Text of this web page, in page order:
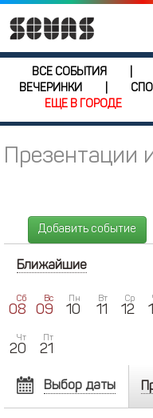
ВСЕ СОБЫТИЯ
ВЕЧЕРИНКИ
ЕЩЕ В ГОРОДЕ
Презентации
Добавить событие
Ближайшие
Сб
08
Вс
09
Пн
10
Вт
11
Ср
12
Чт
20
Пт
21
Выбор даты